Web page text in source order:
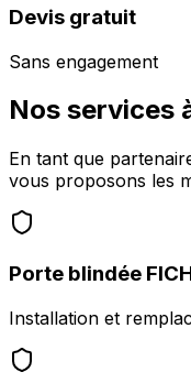
Devis gratuit
Sans engagement
Nos services
En tant que
vous proposons les
Porte blindée
Installation et